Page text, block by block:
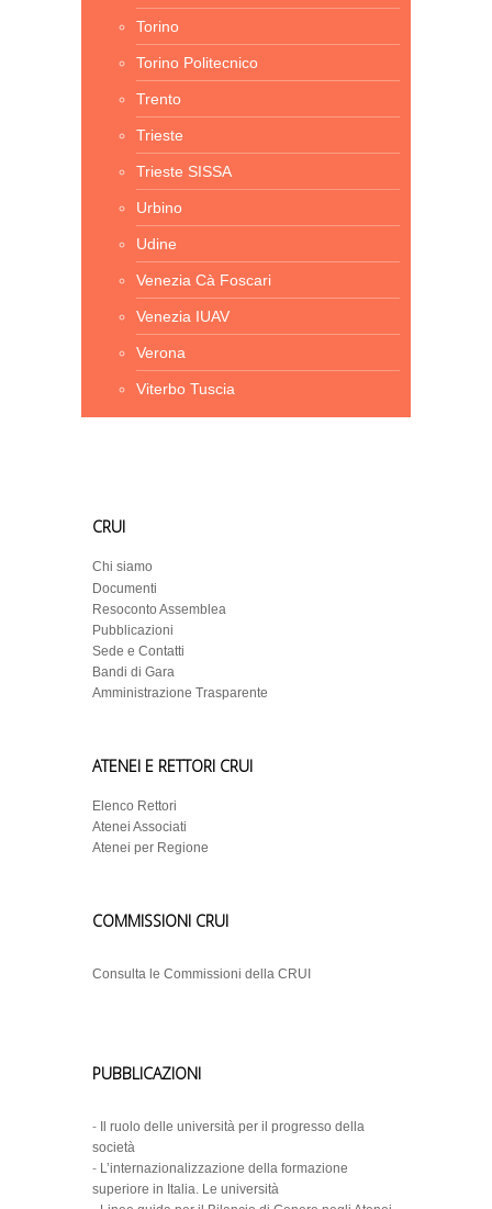
Torino
Torino Politecnico
Trento
Trieste
Trieste SISSA
Urbino
Udine
Venezia Cà Foscari
Venezia IUAV
Verona
Viterbo Tuscia
CRUI
Chi siamo
Documenti
Resoconto Assemblea
Pubblicazioni
Sede e Contatti
Bandi di Gara
Amministrazione Trasparente
ATENEI E RETTORI CRUI
Elenco Rettori
Atenei Associati
Atenei per Regione
COMMISSIONI CRUI
Consulta le Commissioni della CRUI
PUBBLICAZIONI
-
Il ruolo delle università per il progresso della
società
- L’internazionalizzazione della formazione
superiore in Italia. Le università